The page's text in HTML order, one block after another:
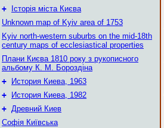
+
Історія міста Києва
Unknown map of Kyiv area of 1753
Kyiv north-western suburbs on the mid-18th
century maps of ecclesiastical properties
Плани Києва 1810 року з рукописного
альбому К. М. Бороздіна
+
История Киева, 1963
+
История Киева, 1982
+ Древний Киев
Софія Київська